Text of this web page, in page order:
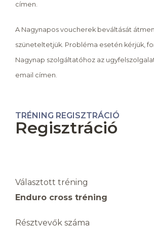
címen.
A Nagynapos voucherek beváltását
szüneteltetjük. Probléma esetén kérjük,
Nagynap szolgáltatóhoz az
email címen.
TRÉNING REGISZTRÁCIÓ
Regisztráció
Választott tréning
Enduro cross tréning
Résztvevők száma